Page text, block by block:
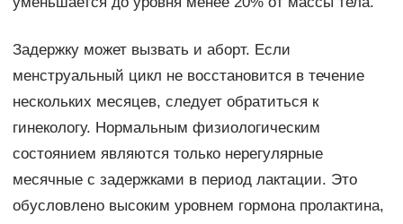
Задержку может вызвать и аборт. Если
менструальный цикл не восстановится в течение
нескольких месяцев, следует обратиться к
гинекологу. Нормальным физиологическим
состоянием являются только нерегулярные
месячные с задержками в период лактации. Это
обусловлено высоким уровнем гормона пролактина,